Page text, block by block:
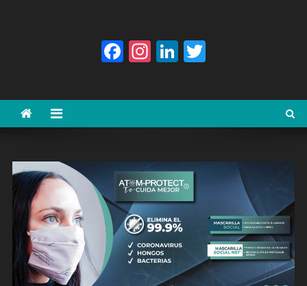
Facebook
Instagram
LinkedIn